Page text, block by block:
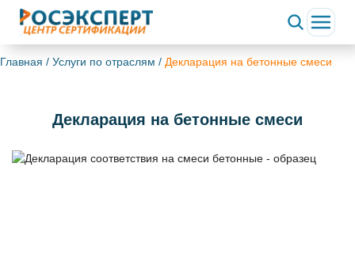
Главная / Услуги по отраслям / Декларация на бетонные смеси
Декларация на бетонные смеси